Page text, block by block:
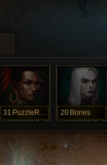
31 PuzzleRings 20 Bones